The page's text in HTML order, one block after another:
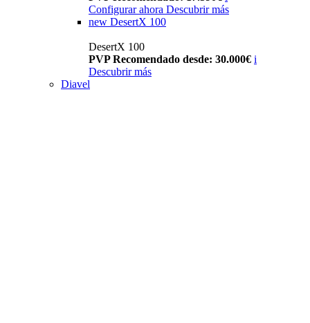
Configurar ahora Descubrir más
new DesertX 100
DesertX 100
PVP Recomendado desde: 30.000€ i
Descubrir más
Diavel